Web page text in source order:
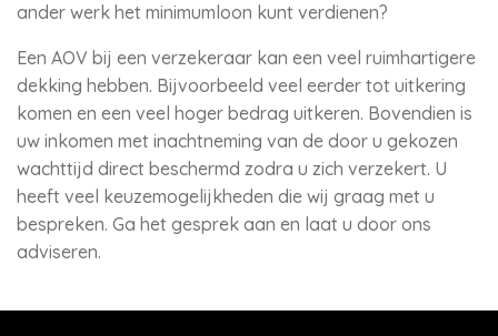
ander werk het minimumloon kunt verdienen?
Een AOV bij een verzekeraar kan een veel ruimhartigere
dekking hebben. Bijvoorbeeld veel eerder tot uitkering
komen en een veel hoger bedrag uitkeren. Bovendien is
uw inkomen met inachtneming van de door u gekozen
wachttijd direct beschermd zodra u zich verzekert. U
heeft veel keuzemogelijkheden die wij graag met u
bespreken. Ga het gesprek aan en laat u door ons
adviseren.